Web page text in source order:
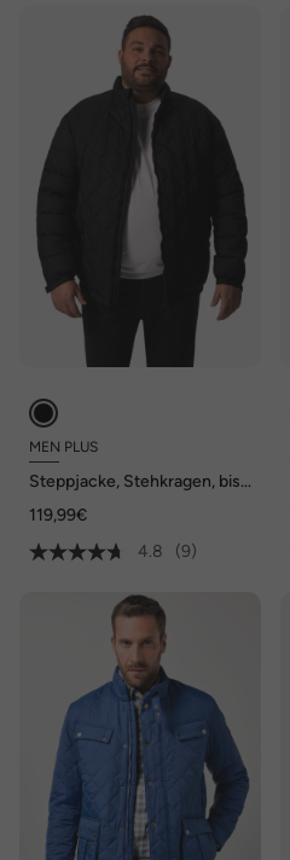
MEN PLUS
Steppjacke, Stehkragen, bis
119,99€
4.8
(9)